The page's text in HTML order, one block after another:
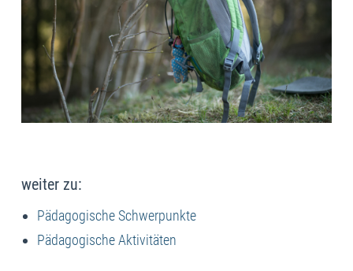
weiter zu:
Pädagogische Schwerpunkte
Pädagogische Aktivitäten